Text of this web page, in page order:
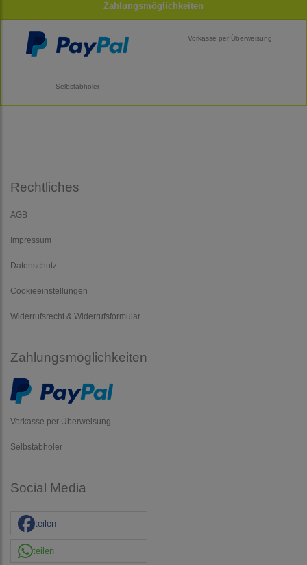
Zahlungsmöglichkeiten
Vorkasse per Überweisung
Selbstabholer
Rechtliches
AGB
Impressum
Datenschutz
Cookieeinstellungen
Widerrufsrecht & Widerrufsformular
Zahlungsmöglichkeiten
Vorkasse per Überweisung
Selbstabholer
Social Media
teilen
teilen